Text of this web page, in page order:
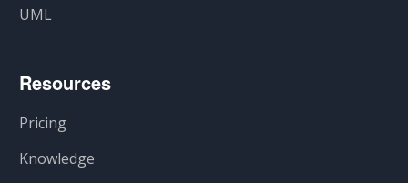
UML
Resources
Pricing
Knowledge